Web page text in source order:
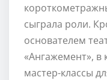
сыграла роли.
основателем
«Ангажемент», в
мастер-классы